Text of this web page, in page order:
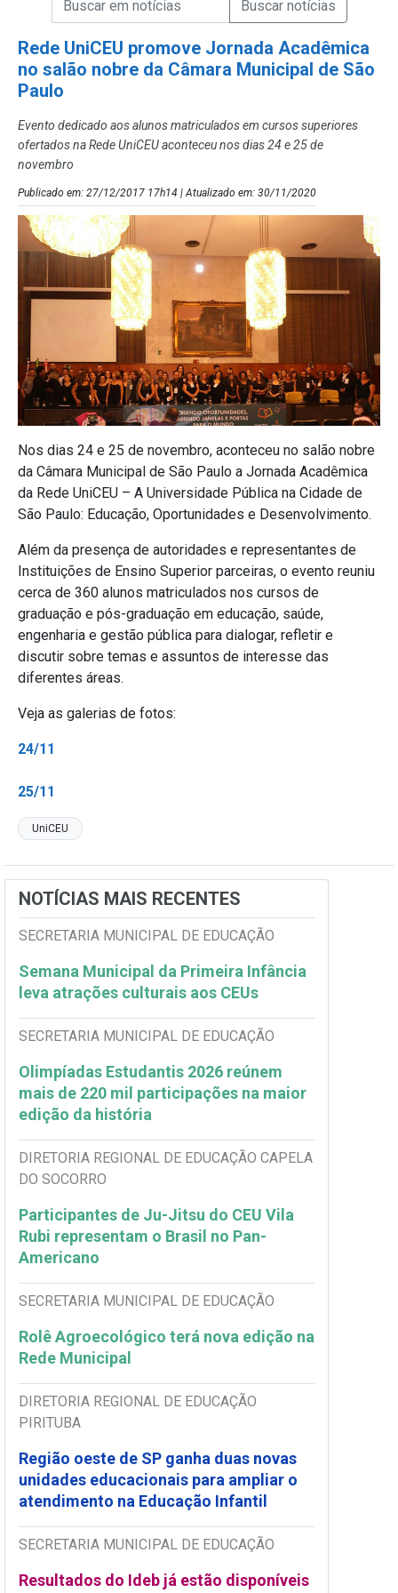
Rede UniCEU promove Jornada Acadêmica
no salão nobre da Câmara Municipal de São
Paulo
Evento dedicado aos alunos matriculados em cursos superiores
ofertados na Rede UniCEU aconteceu nos dias 24 e 25 de
novembro
Publicado em: 27/12/2017 17h14 | Atualizado em: 30/11/2020
Nos dias 24 e 25 de novembro, aconteceu no salão nobre
da Câmara Municipal de São Paulo a Jornada Acadêmica
da Rede UniCEU – A Universidade Pública na Cidade de
São Paulo: Educação, Oportunidades e Desenvolvimento.
Além da presença de autoridades e representantes de
Instituições de Ensino Superior parceiras, o evento reuniu
cerca de 360 alunos matriculados nos cursos de
graduação e pós-graduação em educação, saúde,
engenharia e gestão pública para dialogar, refletir e
discutir sobre temas e assuntos de interesse das
diferentes áreas.
Veja as galerias de fotos:
24/11
25/11
UniCEU
NOTÍCIAS MAIS RECENTES
SECRETARIA MUNICIPAL DE EDUCAÇÃO
Semana Municipal da Primeira Infância
leva atrações culturais aos CEUs
SECRETARIA MUNICIPAL DE EDUCAÇÃO
Olimpíadas Estudantis 2026 reúnem
mais de 220 mil participações na maior
edição da história
DIRETORIA REGIONAL DE EDUCAÇÃO CAPELA
DO SOCORRO
Participantes de Ju-Jitsu do CEU Vila
Rubi representam o Brasil no Pan-
Americano
SECRETARIA MUNICIPAL DE EDUCAÇÃO
Rolê Agroecológico terá nova edição na
Rede Municipal
DIRETORIA REGIONAL DE EDUCAÇÃO
PIRITUBA
Região oeste de SP ganha duas novas
unidades educacionais para ampliar o
atendimento na Educação Infantil
SECRETARIA MUNICIPAL DE EDUCAÇÃO
Resultados do Ideb já estão disponíveis